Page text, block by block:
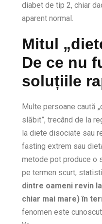
diabet de tip 2, chiar
aparent normal.
Mitul
De ce nu
soluțiile
Multe persoane caută
slăbit”, trecând de la
la diete disociate sau
fasting extrem sau
metode pot produce o
pe termen scurt,
dintre oameni revin
chiar mai mare) în
fenomen este